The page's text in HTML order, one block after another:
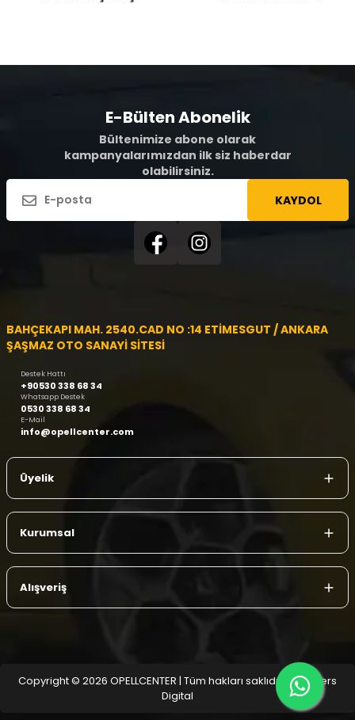
E-Bülten Abonelik
Bültenimize abone olarak
kampanyalarımızdan ilk siz haberdar
olabilirsiniz.
KAYDOL
BAHÇEKAPI MAH. 2540.CAD NO :14 ETİMESGUT / ANKARA
ŞAŞMAZ OTO SANAYİ SİTESİ
Destek Hattı
+90530 338 68 34
Whatsapp Destek
0530 338 68 34
E-Mail
info@opellcenter.com
Üyelik
Kurumsal
Alışveriş
Copyright © 2026 OPELLCENTER | Tüm hakları saklıdır.
| Reliefers
Digital